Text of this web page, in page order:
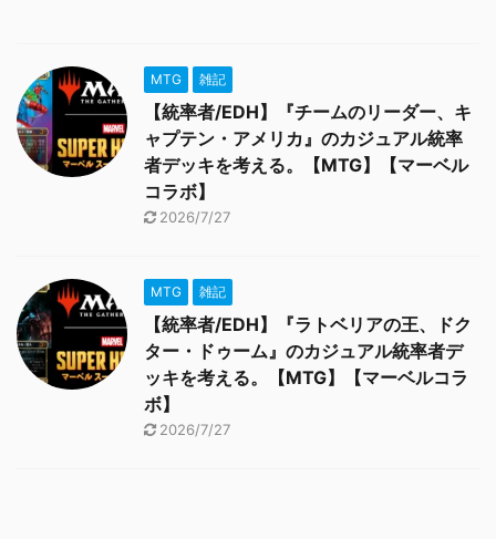
MTG 雑記
【統率者/EDH】『チームのリーダー、キ
ャプテン・アメリカ』のカジュアル統率
者デッキを考える。【MTG】【マーベル
コラボ】
2026/7/27
MTG 雑記
【統率者/EDH】『ラトベリアの王、ドク
ター・ドゥーム』のカジュアル統率者デ
ッキを考える。【MTG】【マーベルコラ
ボ】
2026/7/27